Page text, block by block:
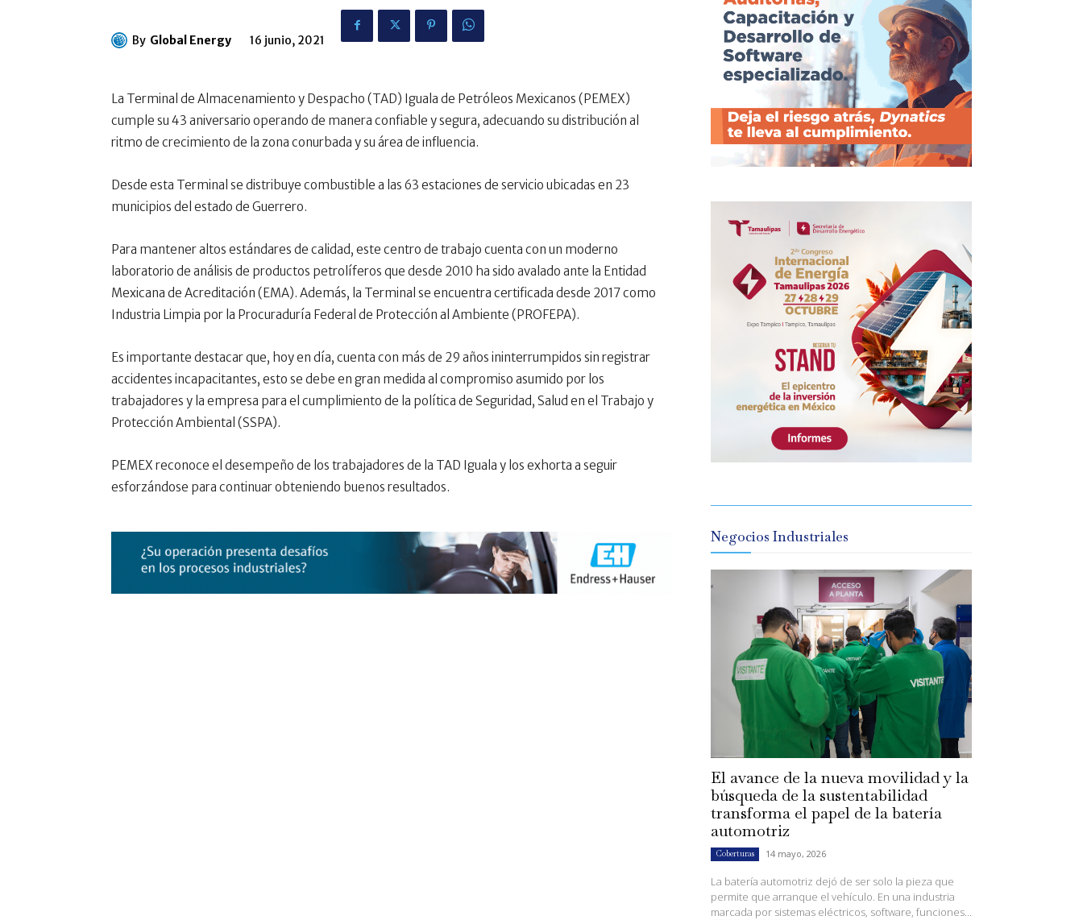
By Global Energy 16 junio, 2021
La Terminal de Almacenamiento y Despacho (TAD) Iguala de Petróleos Mexicanos (PEMEX)
cumple su 43 aniversario operando de manera confiable y segura, adecuando su distribución al
ritmo de crecimiento de la zona conurbada y su área de influencia.
Desde esta Terminal se distribuye combustible a las 63 estaciones de servicio ubicadas en 23
municipios del estado de Guerrero.
Para mantener altos estándares de calidad, este centro de trabajo cuenta con un moderno
laboratorio de análisis de productos petrolíferos que desde 2010 ha sido avalado ante la Entidad
Mexicana de Acreditación (EMA). Además, la Terminal se encuentra certificada desde 2017 como
Industria Limpia por la Procuraduría Federal de Protección al Ambiente (PROFEPA).
Es importante destacar que, hoy en día, cuenta con más de 29 años ininterrumpidos sin registrar
accidentes incapacitantes, esto se debe en gran medida al compromiso asumido por los
trabajadores y la empresa para el cumplimiento de la política de Seguridad, Salud en el Trabajo y
Protección Ambiental (SSPA).
PEMEX reconoce el desempeño de los trabajadores de la TAD Iguala y los exhorta a seguir
esforzándose para continuar obteniendo buenos resultados.
Negocios Industriales
El avance de la nueva movilidad y la
búsqueda de la sustentabilidad
transforma el papel de la batería
automotriz
Coberturas 14 mayo, 2026
La batería automotriz dejó de ser solo la pieza que
permite que arranque el vehículo. En una industria
marcada por sistemas eléctricos, software, funciones...